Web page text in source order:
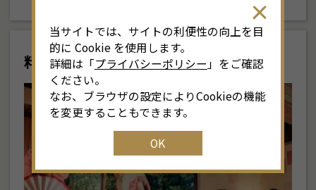
料亭と芸者
当サイトでは、サイトの利便性の向上を目
的に Cookie を使用します。
詳細は「プライバシーポリシー 」をご確認
ください。
なお、ブラウザの設定によりCookieの機能
を変更することもできます。
OK